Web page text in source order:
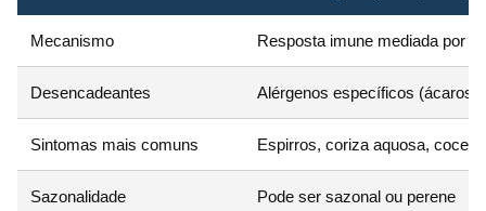
Mecanismo Resposta imune mediada por
Desencadeantes Alérgenos específicos (ácaros,
Sintomas mais comuns Espirros, coriza aquosa,
Sazonalidade Pode ser sazonal ou perene